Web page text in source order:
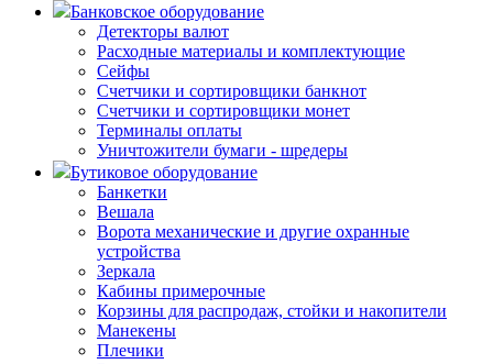
Банковское оборудование
Детекторы валют
Расходные материалы и комплектующие
Сейфы
Счетчики и сортировщики банкнот
Счетчики и сортировщики монет
Терминалы оплаты
Уничтожители бумаги - шредеры
Бутиковое оборудование
Банкетки
Вешала
Ворота механические и другие охранные
устройства
Зеркала
Кабины примерочные
Корзины для распродаж, стойки и накопители
Манекены
Плечики